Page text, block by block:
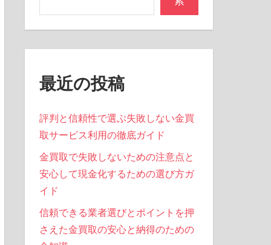
最近の投稿
評判と信頼性で選ぶ失敗しない金買
取サービス利用の徹底ガイド
金買取で失敗しないための注意点と
安心して現金化するための選び方ガ
イド
信頼できる業者選びとポイントを押
さえた金買取の安心と納得のための